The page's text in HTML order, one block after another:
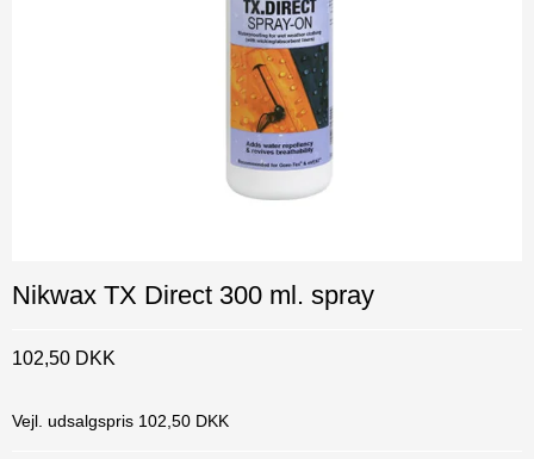
Nikwax TX Direct 300 ml. spray
102,50 DKK
Vejl. udsalgspris 102,50 DKK